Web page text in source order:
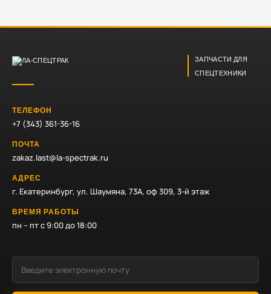
ЗАПЧАСТИ ДЛЯ
СПЕЦТЕХНИКИ
ТЕЛЕФОН
+7 (343) 361-36-16
ПОЧТА
zakaz.last@la-spectrak.ru
АДРЕС
г. Екатеринбург, ул. Шаумяна, 73А, оф 309, 3-й этаж
ВРЕМЯ РАБОТЫ
пн – пт с 9:00 до 18:00